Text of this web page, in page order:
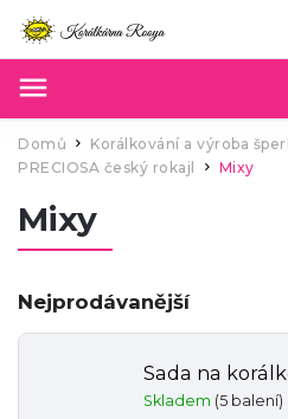
Domů / Korálkování a výroba
PRECIOSA český rokajl
Mixy
Mixy
Nejprodávanější
Sada na
Skladem (5 balení)